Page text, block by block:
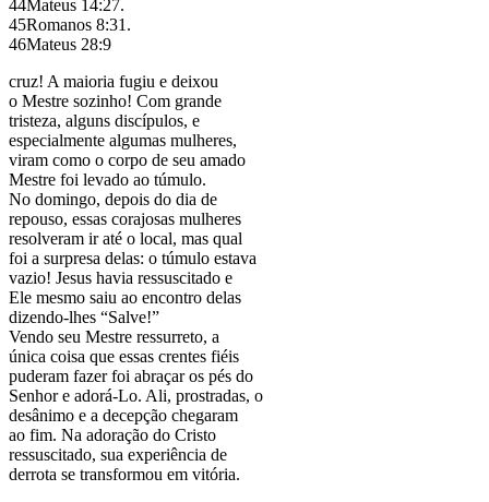
44Mateus 14:27.
45Romanos 8:31.
46Mateus 28:9
cruz! A maioria fugiu e deixou
o Mestre sozinho! Com grande
tristeza, alguns discípulos, e
especialmente algumas mulheres,
viram como o corpo de seu amado
Mestre foi levado ao túmulo.
No domingo, depois do dia de
repouso, essas corajosas mulheres
resolveram ir até o local, mas qual
foi a surpresa delas: o túmulo estava
vazio! Jesus havia ressuscitado e
Ele mesmo saiu ao encontro delas
dizendo-lhes “Salve!”
Vendo seu Mestre ressurreto, a
única coisa que essas crentes fiéis
puderam fazer foi abraçar os pés do
Senhor e adorá-Lo. Ali, prostradas, o
desânimo e a decepção chegaram
ao fim. Na adoração do Cristo
ressuscitado, sua experiência de
derrota se transformou em vitória.